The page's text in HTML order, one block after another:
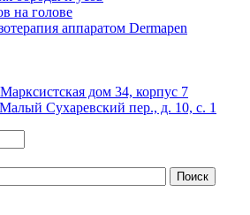
на голове
аппаратом Dermapen
дом 34, корпус 7
Малый Сухаревский пер., д. 10, с. 1